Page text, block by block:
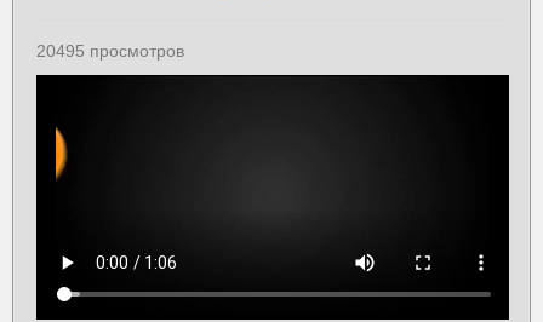
20495 просмотров